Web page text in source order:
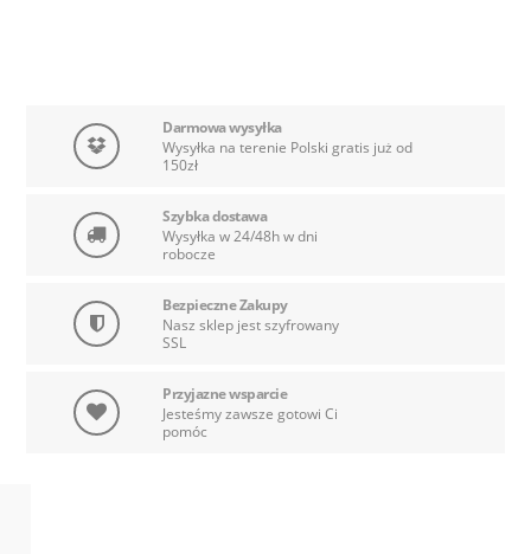
Darmowa wysyłka
Wysyłka na terenie Polski gratis już od
150zł
Szybka dostawa
Wysyłka w 24/48h w dni
robocze
Bezpieczne Zakupy
Nasz sklep jest szyfrowany
SSL
Przyjazne wsparcie
Jesteśmy zawsze gotowi Ci
pomóc